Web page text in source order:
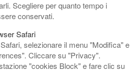
Scegliere per quanto tempo i
conservati.
Safari
selezionare il menu "Modifica" e
Cliccare su "Privacy".
"cookies Block" e fare clic su